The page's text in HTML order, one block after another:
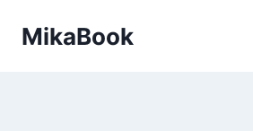
MikaBook